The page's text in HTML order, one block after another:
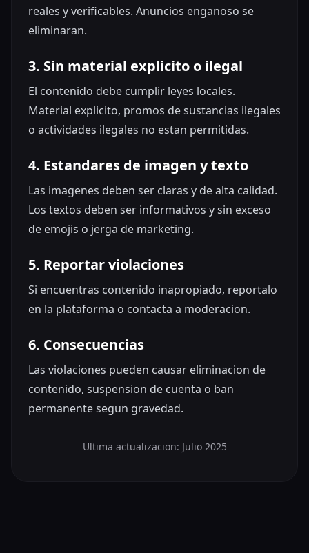
reales y verificables. Anuncios enganoso se
eliminaran.
3. Sin material explicito o ilegal
El contenido debe cumplir leyes locales.
Material explicito, promos de sustancias ilegales
o actividades ilegales no estan permitidas.
4. Estandares de imagen y texto
Las imagenes deben ser claras y de alta calidad.
Los textos deben ser informativos y sin exceso
de emojis o jerga de marketing.
5. Reportar violaciones
Si encuentras contenido inapropiado, reportalo
en la plataforma o contacta a moderacion.
6. Consecuencias
Las violaciones pueden causar eliminacion de
contenido, suspension de cuenta o ban
permanente segun gravedad.
Ultima actualizacion: Julio 2025